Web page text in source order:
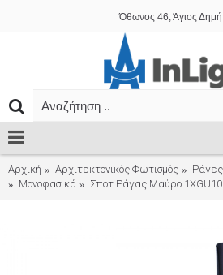
Όθωνος 46, Άγιος
Αρχική Αρχιτεκτονικός Φωτισμός
Μονοφασικά
Σποτ Ράγας Μαύρο 1XGU10